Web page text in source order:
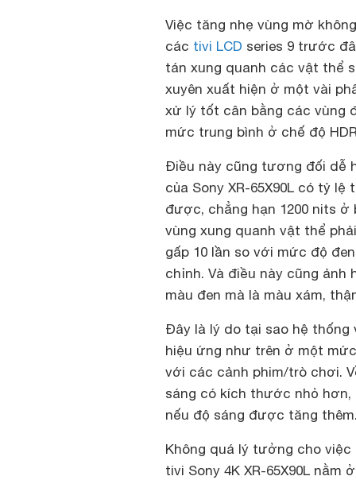
Việc tăng nhẹ vùng mờ
các tivi LCD series 9 trước
tán xung quanh các vật thể
xuyên xuất hiện ở một vài
xử lý tốt cân bằng các vùng
mức trung bình ở chế độ
Điều này cũng tương đối dễ
của Sony XR-65X90L có tỷ
được, chẳng hạn 1200 nits ở
vùng xung quanh vật thể
gấp 10 lần so với mức độ
chỉnh. Và điều này cũng
màu đen mà là màu xám,
Đây là lý do tại sao hệ
hiệu ứng như trên ở một
với các cảnh phim/trò chơi.
sáng có kích thước nhỏ
nếu độ sáng được tăng
Không quá lý tưởng cho
tivi Sony 4K XR-65X90L